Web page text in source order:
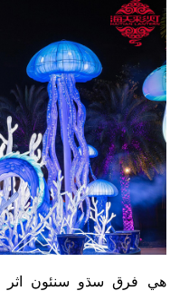
هي فرق سڌو سنئون